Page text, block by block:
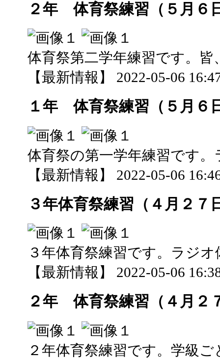
２年 体育祭練習（５月６
体育祭第二学年練習です。
【最新情報】 2022-05-06
１年 体育祭練習（５月６
体育祭の第一学年練習です
【最新情報】 2022-05-06
３年体育祭練習（４月２７
３年体育祭練習です。ラジ
【最新情報】 2022-05-06
２年 体育祭練習（４月２
２年体育祭練習です。学級